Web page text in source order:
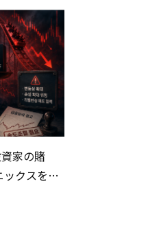
家の賭
クスを巡